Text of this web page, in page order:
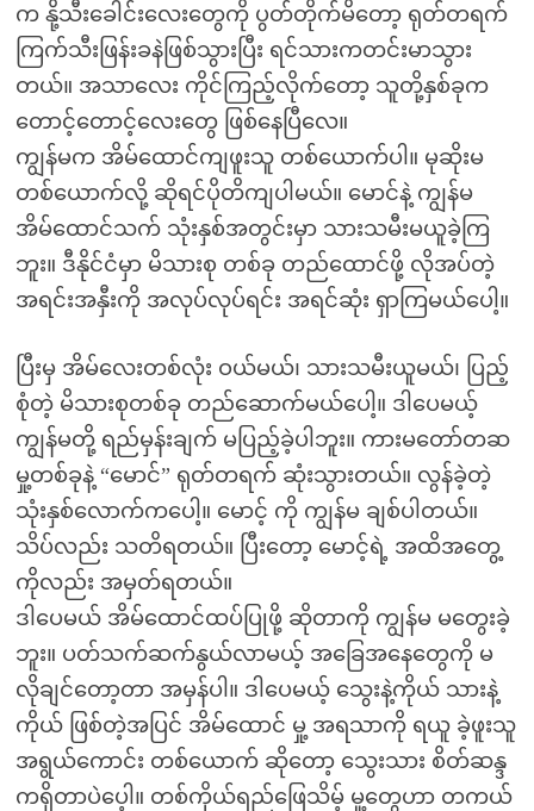
က နို့သီးခေါင်းလေးတွေကို ပွတ်တိုက်မိတော့ ရုတ်တရက်
ကြက်သီးဖြန်းခနဲဖြစ်သွားပြီး ရင်သားကတင်းမာသွား
တယ်။ အသာလေး ကိုင်ကြည့်လိုက်တော့ သူတို့နှစ်ခုက
တောင့်တောင့်လေးတွေ ဖြစ်နေပြီလေ။
ကျွန်မက အိမ်ထောင်ကျဖူးသူ တစ်ယောက်ပါ။ မုဆိုးမ
တစ်ယောက်လို့ ဆိုရင်ပိုတိကျပါမယ်။ မောင်နဲ့ ကျွန်မ
အိမ်ထောင်သက် သုံးနှစ်အတွင်းမှာ သားသမီးမယူခဲ့ကြ
ဘူး။ ဒီနိုင်ငံမှာ မိသားစု တစ်ခု တည်ထောင်ဖို့ လိုအပ်တဲ့
အရင်းအနှီးကို အလုပ်လုပ်ရင်း အရင်ဆုံး ရှာကြမယ်ပေါ့။
ပြီးမှ အိမ်လေးတစ်လုံး ဝယ်မယ်၊ သားသမီးယူမယ်၊ ပြည့်
စုံတဲ့ မိသားစုတစ်ခု တည်ဆောက်မယ်ပေါ့။ ဒါပေမယ့်
ကျွန်မတို့ ရည်မှန်းချက် မပြည့်ခဲ့ပါဘူး။ ကားမတော်တဆ
မှု့တစ်ခုနဲ့ “မောင်” ရုတ်တရက် ဆုံးသွားတယ်။ လွန်ခဲ့တဲ့
သုံးနှစ်လောက်ကပေါ့။ မောင့် ကို ကျွန်မ ချစ်ပါတယ်။
သိပ်လည်း သတိရတယ်။ ပြီးတော့ မောင့်ရဲ့ အထိအတွေ့
ကိုလည်း အမှတ်ရတယ်။
ဒါပေမယ် အိမ်ထောင်ထပ်ပြုဖို့ ဆိုတာကို ကျွန်မ မတွေးခဲ့
ဘူး။ ပတ်သက်ဆက်နွယ်လာမယ့် အခြေအနေတွေကို မ
လိုချင်တော့တာ အမှန်ပါ။ ဒါပေမယ့် သွေးနဲ့ကိုယ် သားနဲ့
ကိုယ် ဖြစ်တဲ့အပြင် အိမ်ထောင် မှု့ အရသာကို ရယူ ခဲ့ဖူးသူ
အရွယ်ကောင်း တစ်ယောက် ဆိုတော့ သွေးသား စိတ်ဆန္ဒ
ကရှိတာပဲပေ့ါ။ တစ်ကိုယ်ရည်ဖြေသိမ့် မှု့တွေဟာ တကယ်